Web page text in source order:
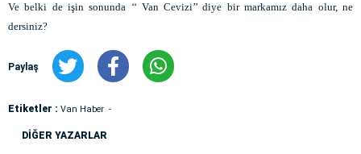
Ve belki de işin sonunda ‘‘ Van Cevizi’’ diye bir markamız daha olur, ne
dersiniz?
Paylaş
Etiketler : Van Haber
DİĞER YAZARLAR